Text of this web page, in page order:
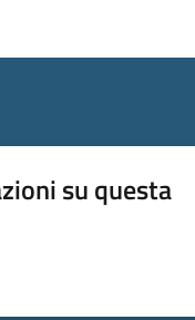
su questa